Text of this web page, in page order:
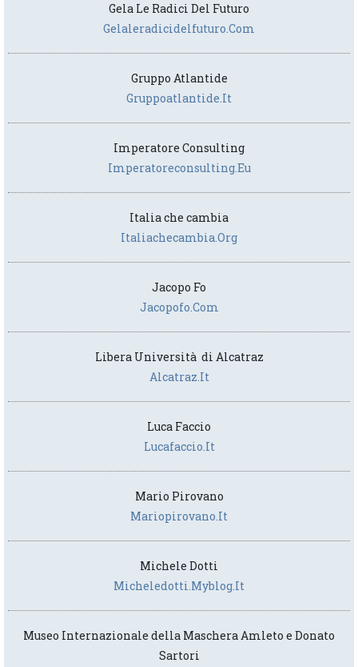
Gela Le Radici Del Futuro
Gelaleradicidelfuturo.com
Gruppo Atlantide
Gruppoatlantide.it
Imperatore Consulting
Imperatoreconsulting.eu
Italia che cambia
Italiachecambia.org
Jacopo Fo
Jacopofo.com
Libera Università di Alcatraz
Alcatraz.it
Luca Faccio
Lucafaccio.it
Mario Pirovano
Mariopirovano.it
Michele Dotti
Micheledotti.myblog.it
Museo Internazionale della Maschera Amleto e Donato
Sartori